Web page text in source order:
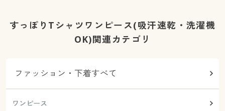
すっぽりTシャツワンピース(吸汗速乾・洗濯機
OK)関連カテゴリ
ファッション・下着すべて
ワンピース